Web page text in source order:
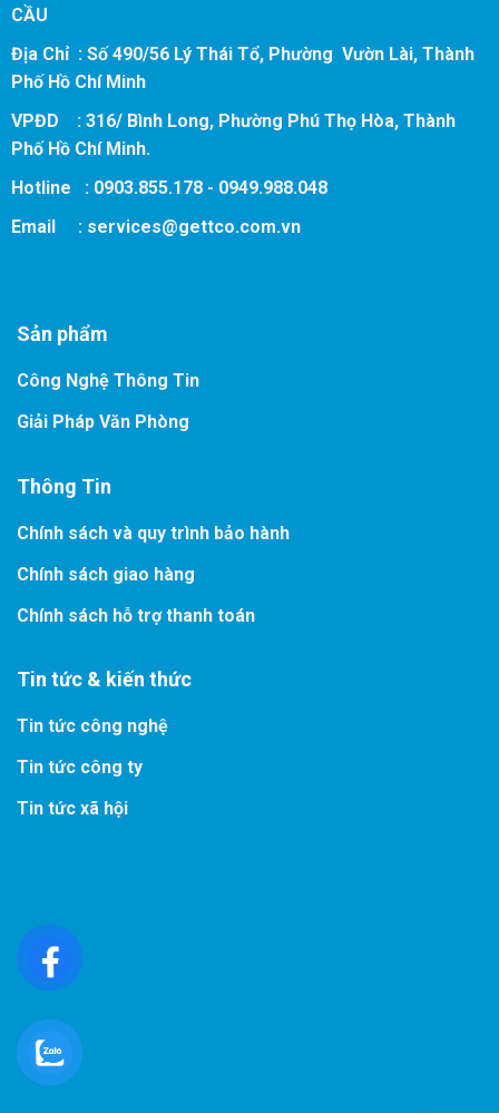
CẦU
Địa Chỉ : Số 490/56 Lý Thái Tổ, Phường Vườn Lài, Thành
Phố Hồ Chí Minh
VPĐD : 316/ Bình Long, Phường Phú Thọ Hòa, Thành
Phố Hồ Chí Minh.
Hotline : 0903.855.178 - 0949.988.048
Email : services@gettco.com.vn
Sản phẩm
Công Nghệ Thông Tin
Giải Pháp Văn Phòng
Thông Tin
Chính sách và quy trình bảo hành
Chính sách giao hàng
Chính sách hỗ trợ thanh toán
Tin tức & kiến thức
Tin tức công nghệ
Tin tức công ty
Tin tức xã hội